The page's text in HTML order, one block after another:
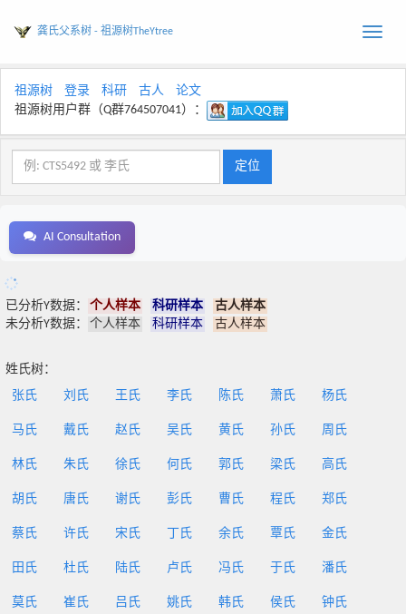
Toggle
龚氏父系树 - 祖源树TheYtree
祖源树 登录 科研 古人
论文
祖源树用户群（Q群764507041）：
AI Consultation
已分析Y数据： 个人样本 科研样本
古人样本
未分析Y数据：
个人样本 科研样本 古人样本
姓氏树：
张氏
刘氏 王氏 李氏 陈氏 萧氏 杨氏
马氏 戴氏 赵氏 吴氏 黄氏 孙氏 周氏
林氏 朱氏 徐氏 何氏 郭氏 梁氏 高氏
胡氏 唐氏 谢氏 彭氏 曹氏 程氏 郑氏
蔡氏 许氏 宋氏 丁氏 余氏 覃氏 金氏
田氏 杜氏 陆氏 卢氏 冯氏 于氏 潘氏
莫氏 崔氏 吕氏 姚氏 韩氏 侯氏 钟氏